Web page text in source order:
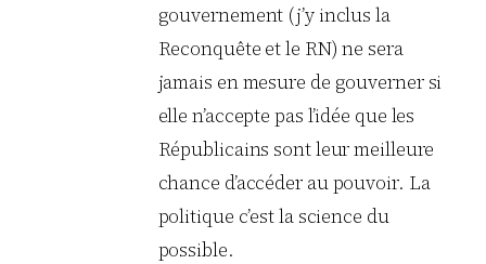
gouvernement (j’y inclus la
Reconquête et le RN) ne sera
jamais en mesure de gouverner si
elle n’accepte pas l’idée que les
Républicains sont leur meilleure
chance d’accéder au pouvoir. La
politique c’est la science du
possible.